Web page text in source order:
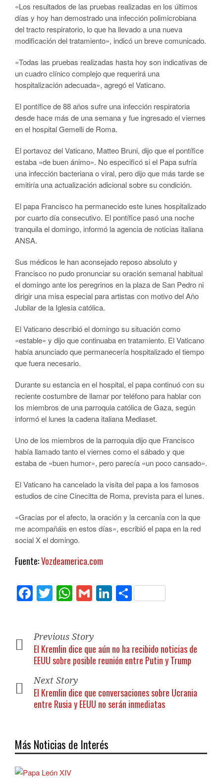
«Los resultados de las pruebas realizadas en los últimos
días y hoy han demostrado una infección polimicrobiana
del tracto respiratorio, lo que ha llevado a una nueva
modificación del tratamiento», indicó un breve comunicado.
«Todas las pruebas realizadas hasta hoy son indicativas de
un cuadro clínico complejo que requerirá una
hospitalización adecuada», agregó el Vaticano.
El pontífice de 88 años sufre una infección respiratoria
desde hace más de una semana y fue ingresado el viernes
en el hospital Gemelli de Roma.
El portavoz del Vaticano, Matteo Bruni, dijo que el pontífice
estaba «de buen ánimo». No especificó si el Papa sufría
una infección bacteriana o viral, pero dijo que más tarde se
emitiría una actualización adicional sobre su condición.
El papa Francisco ha permanecido este lunes hospitalizado
por cuarto día consecutivo. El pontífice pasó una noche
tranquila el domingo, informó la agencia de noticias italiana
ANSA.
Sus médicos le han aconsejado reposo absoluto y
Francisco no pudo pronunciar su oración semanal habitual
el domingo ante los peregrinos en la plaza de San Pedro ni
dirigir una misa especial para artistas con motivo del Año
Jubilar de la Iglesia católica.
El Vaticano describió el domingo su situación como
«estable» y dijo que continuaba en tratamiento. El Vaticano
había anunciado que permanecería hospitalizado el tiempo
que fuera necesario.
Durante su estancia en el hospital, el papa continuó con su
reciente costumbre de llamar por teléfono para hablar con
los miembros de una parroquia católica de Gaza, según
informó el lunes la cadena italiana Mediaset.
Uno de los miembros de la parroquia dijo que Francisco
había llamado tanto el viernes como el sábado y que
estaba de «buen humor», pero parecía «un poco cansado».
El Vaticano ha cancelado la visita del papa a los famosos
estudios de cine Cinecitta de Roma, prevista para el lunes.
«Gracias por el afecto, la oración y la cercanía con la que
me acompañáis en estos días», escribió el papa en la red
social X el domingo.
Fuente:Vozdeamerica.com
Facebook
Twitter
WhatsApp
GmailLinkedIn
Compartir
Previous Story
El Kremlin dice que aún no ha recibido noticias de
EEUU sobre posible reunión entre Putin y Trump
Next Story
El Kremlin dice que conversaciones sobre Ucrania
entre Rusia y EEUU no serán inmediatas
Más Noticias de Interés